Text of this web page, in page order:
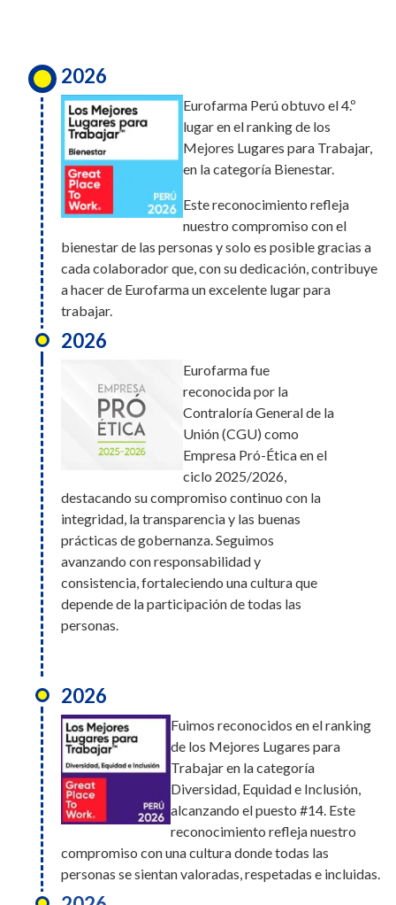
2026
Eurofarma Perú obtuvo el 4.º
lugar en el ranking de los
Mejores Lugares para Trabajar,
en la categoría Bienestar.
Este reconocimiento refleja
nuestro compromiso con el
bienestar de las personas y solo es posible gracias a
cada colaborador que, con su dedicación, contribuye
a hacer de Eurofarma un excelente lugar para
trabajar.
2026
Eurofarma fue
reconocida por la
Contraloría General de la
Unión (CGU) como
Empresa Pró-Ética en el
ciclo 2025/2026,
destacando su compromiso continuo con la
integridad, la transparencia y las buenas
prácticas de gobernanza. Seguimos
avanzando con responsabilidad y
consistencia, fortaleciendo una cultura que
depende de la participación de todas las
personas.
2026
Fuimos reconocidos en el ranking
de los Mejores Lugares para
Trabajar en la categoría
Diversidad, Equidad e Inclusión,
alcanzando el puesto #14. Este
reconocimiento refleja nuestro
compromiso con una cultura donde todas las
personas se sientan valoradas, respetadas e incluidas.